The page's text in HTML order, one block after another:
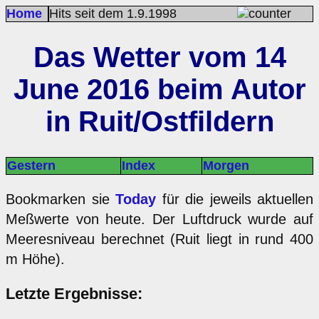
Home Hits seit dem 1.9.1998
Das Wetter vom 14
June 2016 beim Autor
in Ruit/Ostfildern
Gestern Index Morgen
Bookmarken sie Today für die jeweils aktuellen
Meßwerte von heute. Der Luftdruck wurde auf
Meeresniveau berechnet (Ruit liegt in rund 400
m Höhe).
Letzte Ergebnisse: